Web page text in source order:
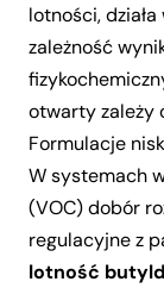
lotności,
zależność
otwarty zależy
Formulacje
W systemach
(VOC) dobór
regulacyjne z
lotność